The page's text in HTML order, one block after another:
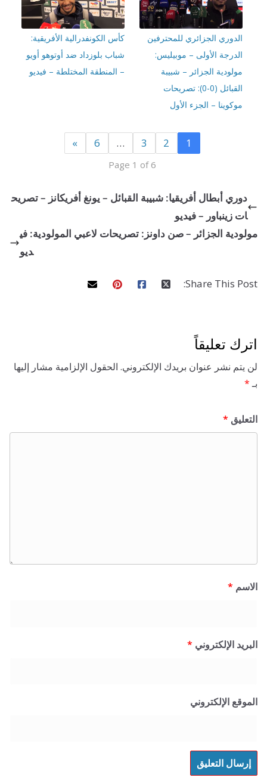
الجزائري للمحترفين
الأولى – موبيليس:
الجزائر – شبيبة
القبائل (0-0): تصريحات
– الجزء الأول
كأس الكونفدرالية الأفريقية:
شباب بلوزداد ضد أوتوهو أويو
– المنطقة المختلطة – فيديو
Page 1 of 6
أبطال أفريقيا: شبيبة القبائل – يونغ أفريكانز – تصريح
– فيديو
الجزائر – صن داونز: تصريحات لاعبي المولودية: في
Share This
نشر عنوان بريدك الإلكتروني.الحقول الإلزامية مشار إليها
*
الإلكتروني*
الإلكتروني